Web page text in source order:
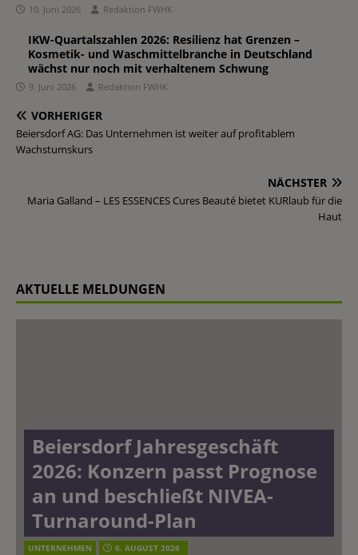
10. Juni 2026 Redaktion FWHK
IKW-Quartalszahlen 2026: Resilienz hat Grenzen –
Kosmetik- und Waschmittelbranche in Deutschland
wächst nur noch mit verhaltenem Schwung
9. Juni 2026 Redaktion FWHK
VORHERIGER
Beiersdorf AG: Das Unternehmen ist weiter auf profitablem
Wachstumskurs
NÄCHSTER
Maria Galland – LES ESSENCES Cures Beauté bietet KURlaub für die
Haut
AKTUELLE MELDUNGEN
Beiersdorf Jahresgeschäft
2026: Konzern passt Prognose
an und beschließt NIVEA-
Turnaround-Plan
UNTERNEHMEN 6. AUGUST 2026